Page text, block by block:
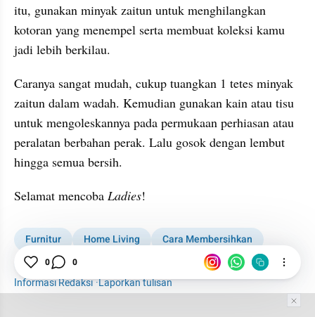
itu, gunakan minyak zaitun untuk menghilangkan
kotoran yang menempel serta membuat koleksi kamu
jadi lebih berkilau.
Caranya sangat mudah, cukup tuangkan 1 tetes minyak
zaitun dalam wadah. Kemudian gunakan kain atau tisu
untuk mengoleskannya pada permukaan perhiasan atau
peralatan berbahan perak. Lalu gosok dengan lembut
hingga semua bersih.
Selamat mencoba Ladies!
Furnitur Home Living
Cara Membersihkan
Woman
Minyak Zaitun
Informasi Redaksi·Laporkan tulisan
0 0